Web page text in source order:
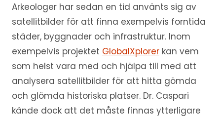
Arkeologer har sedan en tid använts sig av
satellitbilder för att finna exempelvis forntida
städer, byggnader och infrastruktur. Inom
exempelvis projektet GlobalXplorerkan vem
som helst vara med och hjälpa till med att
analysera satellitbilder för att hitta gömda
och glömda historiska platser. Dr. Caspari
kände dock att det måste finnas ytterligare